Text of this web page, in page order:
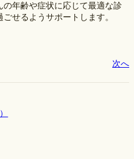
年齢や症状に応じて最適な診
せるようサポートします。
次へ